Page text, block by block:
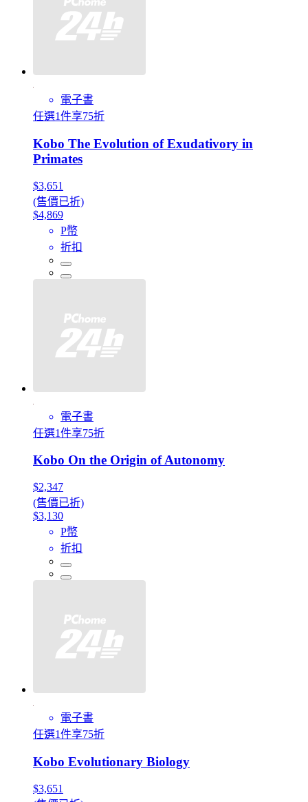
電子書
任選1件享75折
Kobo The Evolution of Exudativory in
Primates
$3,651
(售價已折)
$4,869
P幣
折扣
電子書
任選1件享75折
Kobo On the Origin of Autonomy
$2,347
(售價已折)
$3,130
P幣
折扣
電子書
任選1件享75折
Kobo Evolutionary Biology
$3,651